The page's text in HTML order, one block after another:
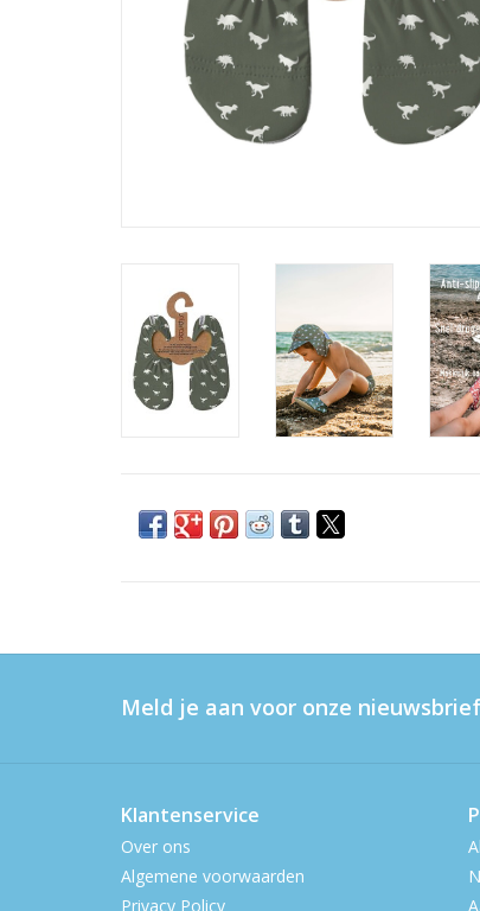
Meld je aan voor onze
Klantenservice
Over ons
Algemene voorwaarden
Privacy Policy